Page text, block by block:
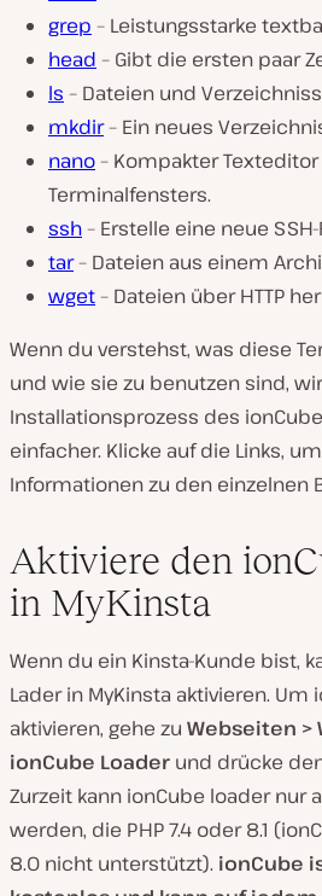
grep – Leistungsstarke
head – Gibt die ersten paar
ls – Dateien und
mkdir– Ein neues
nano– Kompakter
Terminalfensters.
ssh– Erstelle eine neue
tar– Dateien aus einem
wget– Dateien über HTTP
Wenn du verstehst, was diese
und wie sie zu benutzen sind,
Installationsprozess des
einfacher. Klicke auf die Links,
Informationen zu den einzelnen
Aktiviere den
in MyKinsta
Wenn du ein Kinsta-Kunde bist,
Lader in MyKinsta aktivieren. Um
aktivieren, gehe zu Webseiten >
ionCube Loader und drücke den
Zurzeit kann ionCube loader nur
werden, die PHP 7.4 oder 8.1
8.0 nicht unterstützt). ionCube